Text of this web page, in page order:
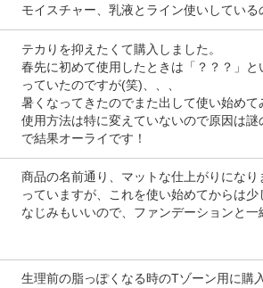
モイスチャー、乳液とライン使いしている
テカりを抑えたくて購入しました。
春先に初めて使用したときは「？？？」
っていたのですが(笑)、、、
暑くなってきたのでまた出して使い始め
使用方法は特に変えていないので原因は
で結果オーライです！
商品の名前通り、マットな仕上がりにな
っていますが、これを使い始めてからは
なじみもいいので、ファンデーションと一
生理前の脂っぽくなる時のTゾーン用に購